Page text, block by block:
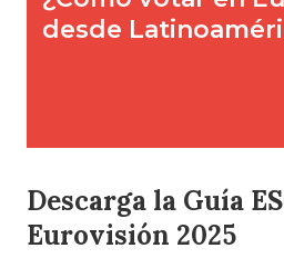
Descarga la Guía
Eurovisión 2025